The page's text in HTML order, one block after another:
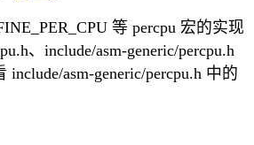
等 percpu 宏的实现
、include/asm-generic/percpu.h
asm-generic/percpu.h 中的